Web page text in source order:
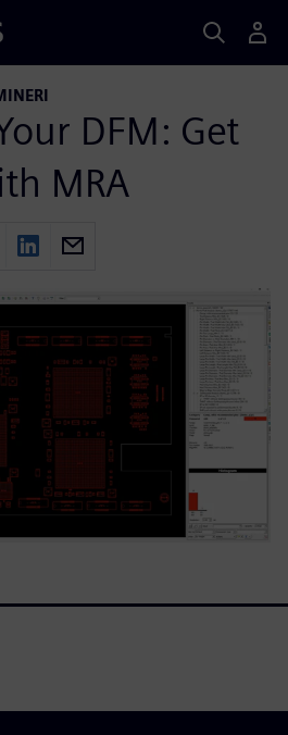
DFM: Get
MRA